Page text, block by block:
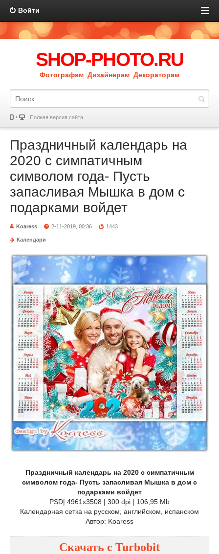
Войти
SHOP-PHOTO.RU
Фотографам Дизайнерам Декораторам
Полная версия сайта
Праздничный календарь на
2020 с симпатичным
символом года- Пусть
запасливая Мышка в дом с
подарками войдет
Koaress 2-11-2019, 00:36 1443
Календари
Праздничный календарь на 2020 с симпатичным
символом года- Пусть запасливая Мышка в дом с
подарками войдет
PSD| 4961x3508 | 300 dpi | 106,95 Mb
Календарная сетка на русском, английском, испанском
Автор: Koaress
Скачать с Turbobit